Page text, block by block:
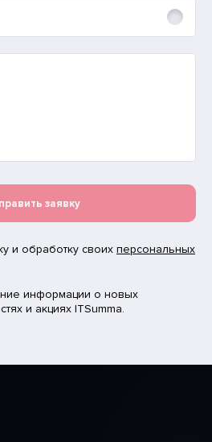
заявку
и обработку своих персональных
информации о новых
и акциях ITSumma.